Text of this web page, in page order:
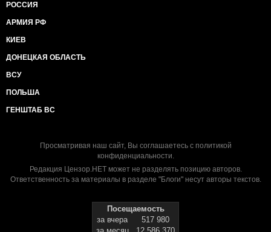
РОССИЯ
АРМИЯ РФ
КИЕВ
ДОНЕЦКАЯ ОБЛАСТЬ
ВСУ
ПОЛЬША
ГЕНШТАБ ВС
Просматривая наш сайт, Вы соглашаетесь с политикой
конфиденциальности.
Редакция Цензор.НЕТ может не разделять позицию авторов.
Ответственность за материалы в разделе "Блоги" несут авторы текстов.
Посещаемость
за вчера
517 980